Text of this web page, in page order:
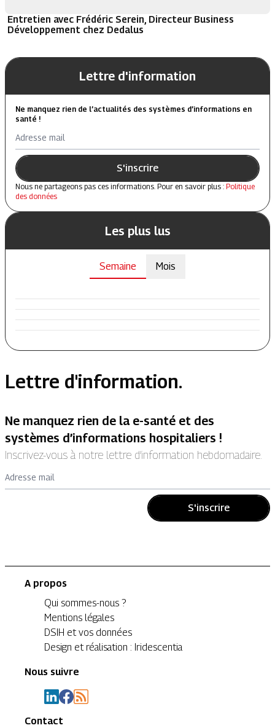
Entretien avec Frédéric Serein, Directeur Business
Développement chez Dedalus
Lettre d'information
Ne manquez rien de l’actualités des systèmes d’informations en
santé !
Adresse mail
S'inscrire
Nous ne partageons pas ces informations. Pour en savoir plus : Politique
des données
Les plus lus
Semaine Mois
Lettre d'information.
Ne manquez rien de la e-santé et des
systèmes d’informations hospitaliers !
Inscrivez-vous à notre lettre d’information hebdomadaire.
Adresse mail
S'inscrire
A propos
Qui sommes-nous ?
Mentions légales
DSIH et vos données
Design et réalisation : Iridescentia
Nous suivre
Contact